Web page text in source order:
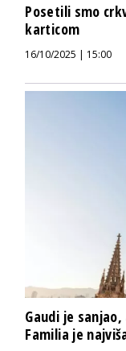
Posetili smo
karticom
16/10/2025 | 15:00
Gaudi je
Familia je